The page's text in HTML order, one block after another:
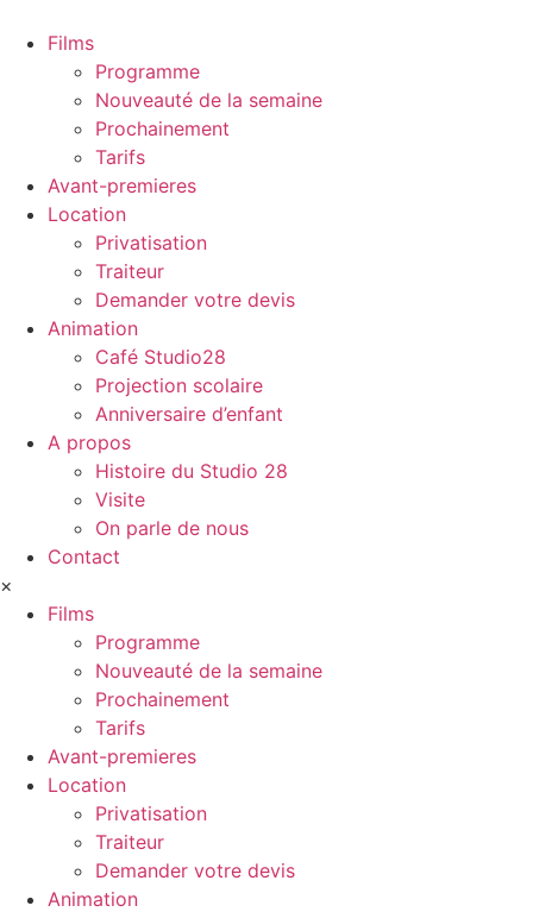
Films
Programme
Nouveauté de la semaine
Prochainement
Tarifs
Avant-premieres
Location
Privatisation
Traiteur
Demander votre devis
Animation
Café Studio28
Projection scolaire
Anniversaire d’enfant
A propos
Histoire du Studio 28
Visite
On parle de nous
Contact
×
Films
Programme
Nouveauté de la semaine
Prochainement
Tarifs
Avant-premieres
Location
Privatisation
Traiteur
Demander votre devis
Animation